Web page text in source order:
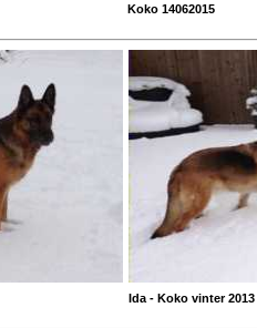
Koko 14062015
Ida - Koko vinter 2013